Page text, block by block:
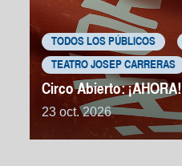
TODOS LOS PÚBLICOS
TEATRO JOSEP CARRERAS
Circo Abierto: ¡AHORA!
23 oct. 2026